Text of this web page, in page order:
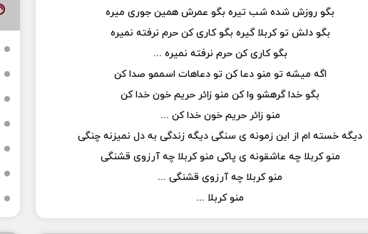
بگو روزش شده شب تیره بگو عمرش همین جوری میره
بگو دلش تو کربلا گیره بگو کاری کن حرم نرفته نمیره
بگو کاری کن حرم نرفته نمیره ...
اگه میشه تو منو دعا کن تو دعاهات اسممو صدا کن
بگو خدا گرهشو وا کن منو زائر حریم خون خدا کن
منو زائر حریم خون خدا کن ...
دیگه خسته ام از این زمونه ی سنگی دیگه زندگی به دل نمیزنه چنگی
منو کربلا چه عاشقونه ی پاکی منو کربلا چه آرزوی قشنگی
منو کربلا چه آرزوی قشنگی ...
منو کربلا ...